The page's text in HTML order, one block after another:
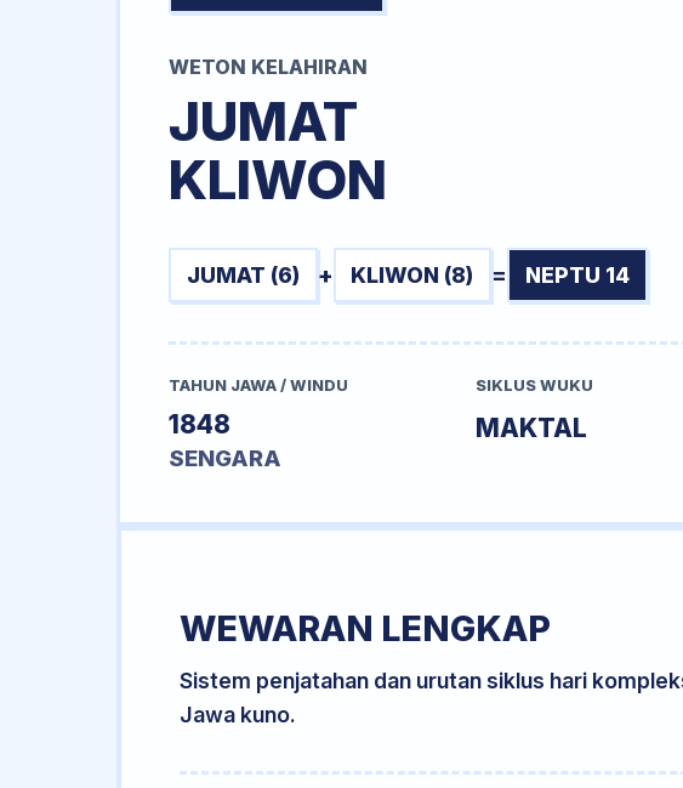
WETON KELAHIRAN
JUMAT
KLIWON
JUMAT (6) + KLIWON (8) = NEPTU 14
TAHUN JAWA / WINDU
1848
SENGARA
SIKLUS WUKU
MAKTAL
WEWARAN LENGKAP
Sistem penjatahan dan urutan siklus hari
Jawa kuno.